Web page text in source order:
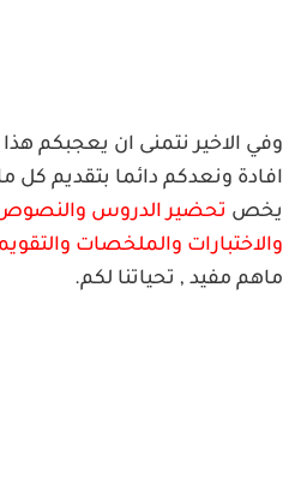
وفي الاخير نتمنى ان يعجبكم
افادة ونعدكم دائما بتقديم
يخص تحضير الدروس
والاختبارات والملخصات
ماهم مفيد , تحياتنا لكم.